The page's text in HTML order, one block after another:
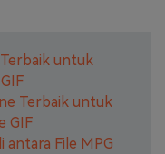
untuk
Terbaik untuk
GIF
antara File MPG